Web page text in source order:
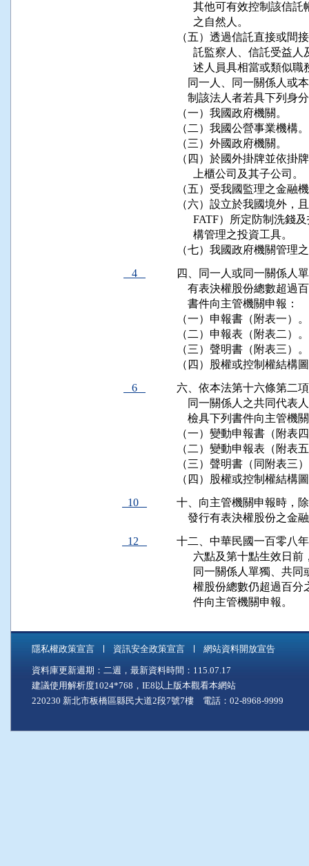
其他可有效控制該信
      之自然人。
（五）透過信託直接或間
託監察人、信託受益
述人員具相當或類似
同一人、同一關係人
制該法人者若具下列身
（一）我國政府機關。
（二）我國公營事業機構。
（三）外國政府機關。
（四）於國外掛牌並依掛
      上櫃公司及其子公司。
（五）受我國監理之金融
（六）設立於我國境外，
FATF）所定防制洗錢
      構管理之投資工具。
（七）我國政府機關管理
4
四、同一人或同一關係人
有表決權股份總數超
    書件向主管機關申報：
（一）申報書（附表一）。
（二）申報表（附表二）。
（三）聲明書（附表三）。
（四）股權或控制權結構
6
六、依本法第十六條第二
同一關係人之共同代
檢具下列書件向主管機
（一）變動申報書（附表
（二）變動申報表（附表
（三）聲明書（同附表三
（四）股權或控制權結構
10
十、向主管機關申報時，
發行有表決權股份之金
12
十二、中華民國一百零八
六點及第十點生效日
同一關係人單獨、共
權股份總數仍超過百
      件向主管機關申報。
隱私權政策宣言 資訊安全政策宣言 網站資料開放宣告
資料庫更新週期：二週，最新資料時間：115.07.17
建議使用解析度1024*768，IE8以上版本觀看本網站
220230 新北市板橋區縣民大道2段7號7樓 電話：02-8968-9999